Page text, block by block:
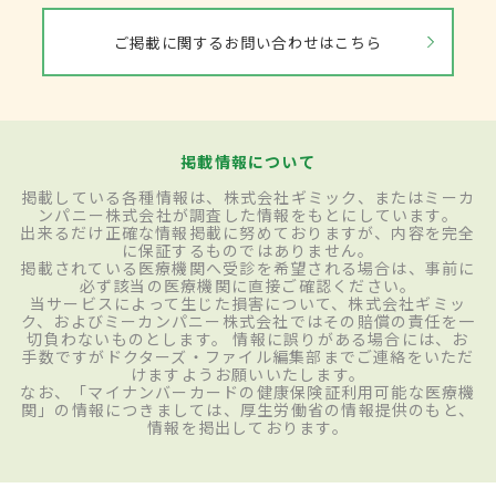
ご掲載に関するお問い合わせはこちら
掲載情報について
掲載している各種情報は、株式会社ギミック、またはミーカ
ンパニー株式会社が調査した情報をもとにしています。
出来るだけ正確な情報掲載に努めておりますが、内容を完全
に保証するものではありません。
掲載されている医療機関へ受診を希望される場合は、事前に
必ず該当の医療機関に直接ご確認ください。
当サービスによって生じた損害について、株式会社ギミッ
ク、およびミーカンパニー株式会社ではその賠償の責任を一
切負わないものとします。 情報に誤りがある場合には、お
手数ですがドクターズ・ファイル編集部までご連絡をいただ
けますようお願いいたします。
なお、「マイナンバーカードの健康保険証利用可能な医療機
関」の情報につきましては、厚生労働省の情報提供のもと、
情報を掲出しております。